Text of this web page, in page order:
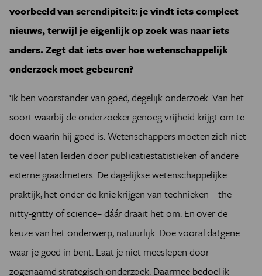
voorbeeld van serendipiteit: je vindt iets compleet
nieuws, terwijl je eigenlijk op zoek was naar iets
anders. Zegt dat iets over hoe wetenschappelijk
onderzoek moet gebeuren?
‘Ik ben voorstander van goed, degelijk onderzoek. Van het
soort waarbij de onderzoeker genoeg vrijheid krijgt om te
doen waarin hij goed is. Wetenschappers moeten zich niet
te veel laten leiden door publicatiestatistieken of andere
externe graadmeters. De dagelijkse wetenschappelijke
praktijk, het onder de knie krijgen van technieken – the
nitty-gritty of science– dáár draait het om. En over de
keuze van het onderwerp, natuurlijk. Doe vooral datgene
waar je goed in bent. Laat je niet meeslepen door
zogenaamd strategisch onderzoek. Daarmee bedoel ik